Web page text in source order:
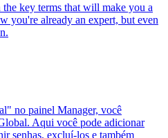
key terms that will make you a
you're already an expert, but even
no painel Manager, você
Aqui você pode adicionar
senhas, excluí-los e também